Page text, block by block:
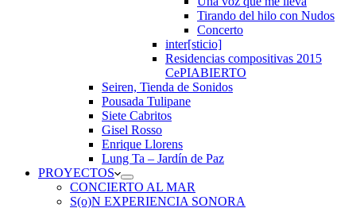
Tirando del hilo con Nudos
Concerto
inter[sticio]
Residencias compositivas 2015
CePIABIERTO
Seiren, Tienda de Sonidos
Pousada Tulipane
Siete Cabritos
Gisel Rosso
Enrique Llorens
Lung Ta – Jardín de Paz
PROYECTOS
CONCIERTO AL MAR
S(o)N EXPERIENCIA SONORA